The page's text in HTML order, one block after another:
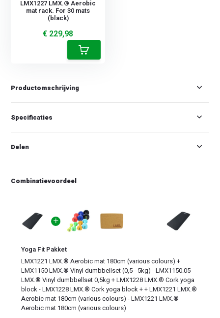
Combinatievoordeel
Yoga Fit Pakket
LMX1221 LMX.® Aerobic mat 180cm (various colours) +
LMX1150 LMX.® Vinyl dumbbellset (0,5 - 5kg) - LMX1150.05
LMX.® Vinyl dumbbellset 0,5kg +LMX1228 LMX.® Cork yoga
block - LMX1228 LMX.® Cork yoga block++LMX1221 LMX.®
Aerobic mat 180cm (various colours) - LMX1221 LMX.®
Aerobic mat 180cm (various colours)
Productomschrijving
LMX1227 LMX.® Aerobic
mat rack. For 30 mats
(black)
€ 229,98
Specificaties
Delen